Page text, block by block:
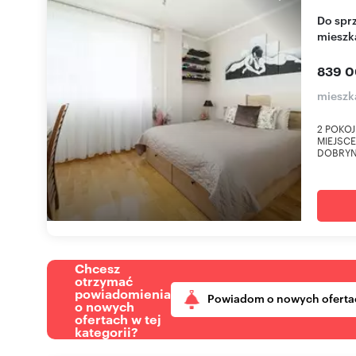
Do sprzedania nowoczesne 2-pokojowe
839
2
Chcesz
otrzymać
powiadomienia
o nowych
ofertach w tej
kategorii?
Powiadom o nowych